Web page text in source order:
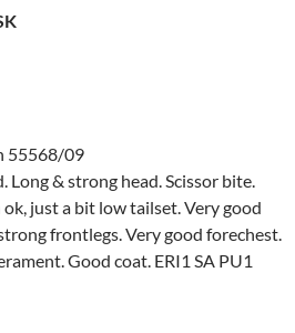
55568/09
Long & strong head. Scissor bite.
just a bit low tailset. Very good
frontlegs. Very good forechest.
Good coat. ERI1 SA PU1